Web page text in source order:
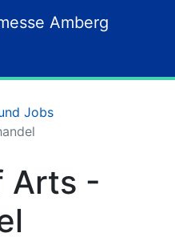
Amberg
Jobs
Arts -